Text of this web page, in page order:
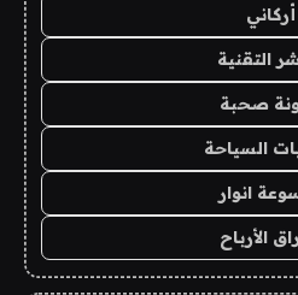
أركاني
التقنية
صحبة
السياحة
انوار
الأرباح